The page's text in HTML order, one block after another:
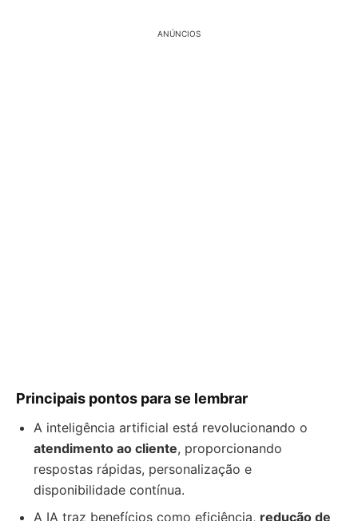
ANÚNCIOS
Principais pontos para se lembrar
A inteligência artificial está revolucionando o
atendimento ao cliente, proporcionando
respostas rápidas, personalização e
disponibilidade contínua.
A IA traz benefícios como eficiência, redução de